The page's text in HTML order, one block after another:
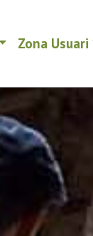
Zona Usuari